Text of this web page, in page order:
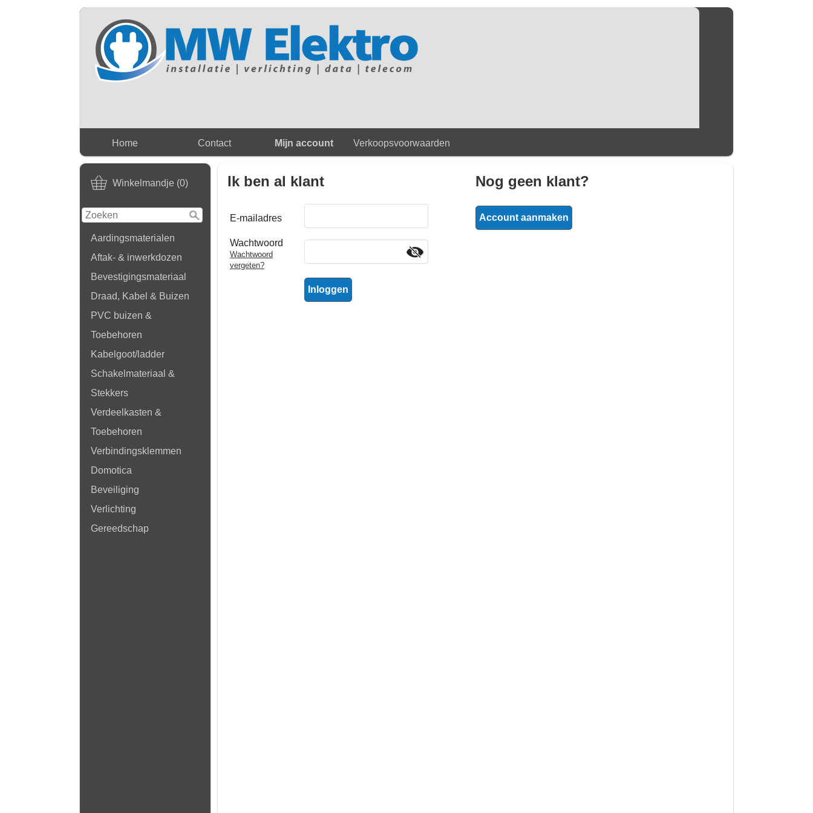
Home Contact Mijn account Verkoopsvoorwaarden
Winkelmandje (0)
Aardingsmaterialen
Aftak- & inwerkdozen
Bevestigingsmateriaal
Draad, Kabel & Buizen
PVC buizen &
Toebehoren
Kabelgoot/ladder
Schakelmateriaal &
Stekkers
Verdeelkasten &
Toebehoren
Verbindingsklemmen
Domotica
Beveiliging
Verlichting
Gereedschap
Ik ben al klant
E-mailadres
Wachtwoord
Wachtwoord
vergeten?
Nog geen klant?
Account aanmaken